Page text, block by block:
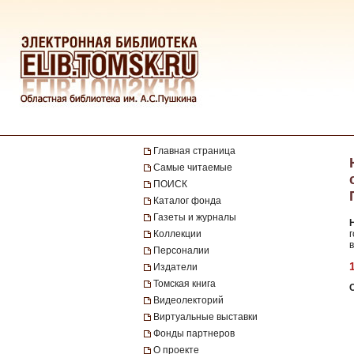
Главная страница
Самые читаемые
ПОИСК
Каталог фонда
Газеты и журналы
Коллекции
Персоналии
Издатели
Томская книга
Видеолекторий
Виртуальные выставки
Фонды партнеров
О проекте